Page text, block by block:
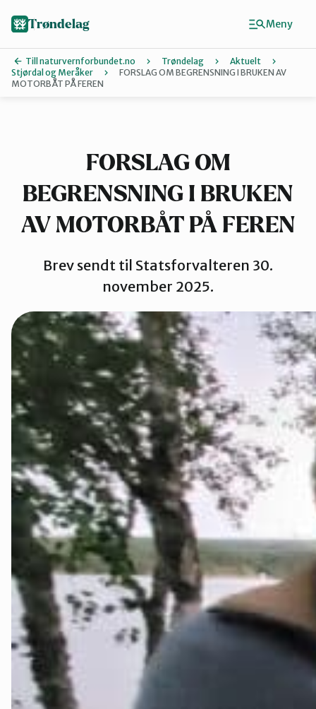
Inderøy
Levanger
Namdalen
Røros og
Selbu og
Skaun
Steinkjer
Stjørdal og
Trøndelag
Till naturvernforbundet.no Trøndelag
Aktuelt
Stjørdal og Meråker
FORSLAG OM BEGRENSNING I BRUKEN AV
MOTORBÅT PÅ FEREN
FORSLAG OM
BEGRENSNING I BRUKEN
AV MOTORBÅT PÅ FEREN
Brev sendt til Statsforvalteren 30.
november 2025.